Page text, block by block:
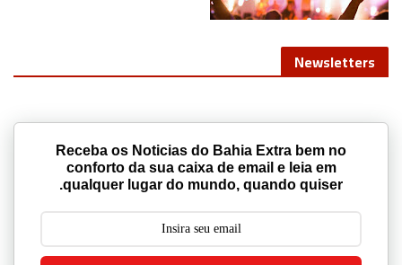
Newsletters
Receba os Noticias do Bahia Extra bem no
conforto da sua caixa de email e leia em
qualquer lugar do mundo, quando quiser.